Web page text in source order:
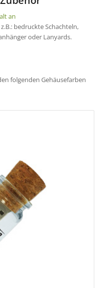
an
z.B.: bedruckte Schachteln,
oder Lanyards.
folgenden Gehäusefarben